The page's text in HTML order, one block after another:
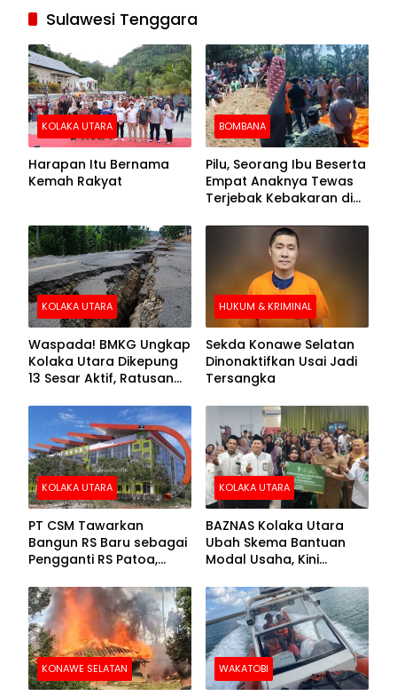
Sulawesi Tenggara
KOLAKA UTARA
Harapan Itu Bernama
Kemah Rakyat
BOMBANA
Pilu, Seorang Ibu Beserta
Empat Anaknya Tewas
Terjebak Kebakaran di
KOLAKA UTARA
Waspada! BMKG Ungkap
Kolaka Utara Dikepung
13 Sesar Aktif, Ratusan
HUKUM & KRIMINAL
Sekda Konawe Selatan
Dinonaktifkan Usai Jadi
Tersangka
KOLAKA UTARA
PT CSM Tawarkan
Bangun RS Baru sebagai
Pengganti RS Patoa,
Kolut
KOLAKA UTARA
BAZNAS Kolaka Utara
Ubah Skema Bantuan
Modal Usaha, Kini
Barang Senilai Rp419,5
Juta
KONAWE SELATAN WAKATOBI